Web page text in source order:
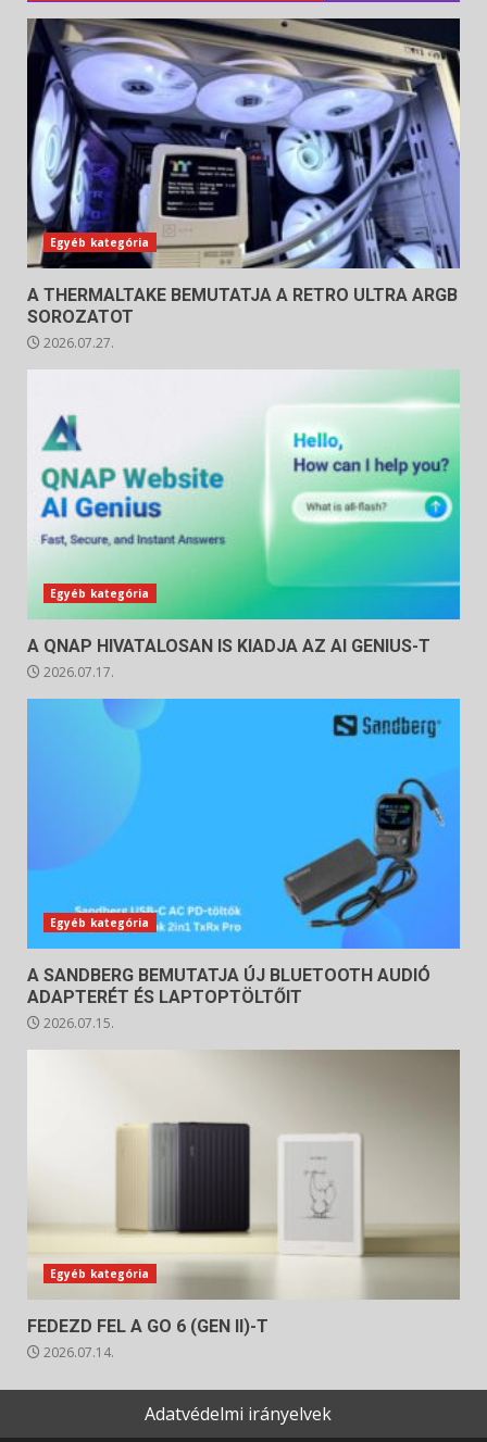
Egyéb kategória
A THERMALTAKE BEMUTATJA A RETRO ULTRA ARGB
SOROZATOT
2026.07.27.
Egyéb kategória
A QNAP HIVATALOSAN IS KIADJA AZ AI GENIUS-T
2026.07.17.
Egyéb kategória
A SANDBERG BEMUTATJA ÚJ BLUETOOTH AUDIÓ
ADAPTERÉT ÉS LAPTOPTÖLTŐIT
2026.07.15.
Egyéb kategória
FEDEZD FEL A GO 6 (GEN II)-T
2026.07.14.
Adatvédelmi irányelvek